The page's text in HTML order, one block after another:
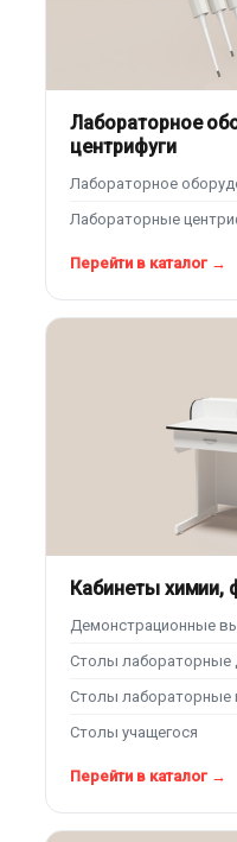
Лабораторное
центрифуги
Лабораторное
Лабораторные
Перейти в каталог →
Кабинеты химии,
Демонстрационные
Столы лабораторные
Столы лабораторные
Столы учащегося
Перейти в каталог →